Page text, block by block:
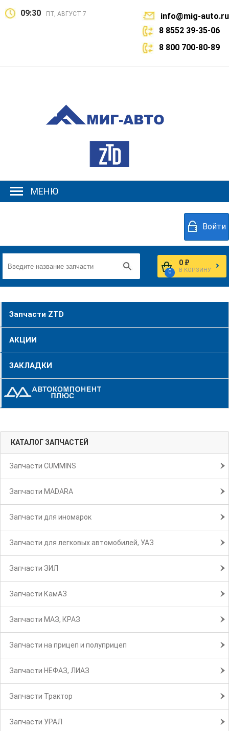
09:30 ПТ, АВГУСТ 7
info@mig-auto.ru
8 8552 39-35-06
8 800 700-80-89
МЕНЮ
Войти
0
0 ₽
В КОРЗИНУ
Запчасти ZTD
АКЦИИ
ЗАКЛАДКИ
КАТАЛОГ ЗАПЧАСТЕЙ
Запчасти CUMMINS
Запчасти MADARA
Запчасти для иномарок
Запчасти для легковых автомобилей, УАЗ
Запчасти ЗИЛ
Запчасти КамАЗ
Запчасти МАЗ, КРАЗ
Запчасти на прицеп и полуприцеп
Запчасти НЕФАЗ, ЛИАЗ
Запчасти Трактор
Запчасти УРАЛ